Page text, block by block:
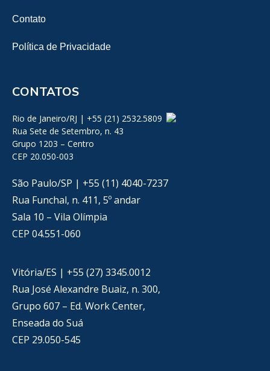
Contato
Política de Privacidade
CONTATOS
Rio de Janeiro/RJ | +55 (21) 2532.5809
Rua Sete de Setembro, n. 43
Grupo 1203 – Centro
CEP 20.050-003
São Paulo/SP | +55 (11) 4040-7237
Rua Funchal, n. 411, 5º andar
Sala 10 – Vila Olímpia
CEP 04.551-060
Vitória/ES | +55 (27) 3345.0012
Rua José Alexandre Buaiz, n. 300,
Grupo 607 – Ed. Work Center,
Enseada do Suá
CEP 29.050-545